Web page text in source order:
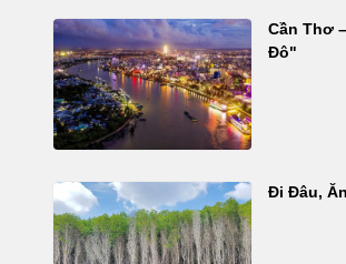
Cần Thơ
Đô"
Đi Đâu,